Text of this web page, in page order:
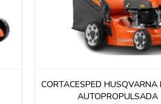
CORTACESPED HUSQVARNA
AUTOPROPULSADA